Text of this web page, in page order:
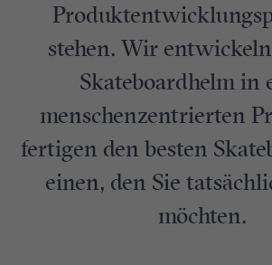
stehen. Wir
Skateboardhelm in
menschenzentrierten
fertigen den besten
einen, den Sie
möchten.